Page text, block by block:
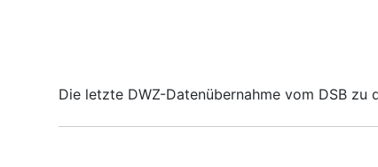
Die letzte DWZ-Datenübernahme vom DSB